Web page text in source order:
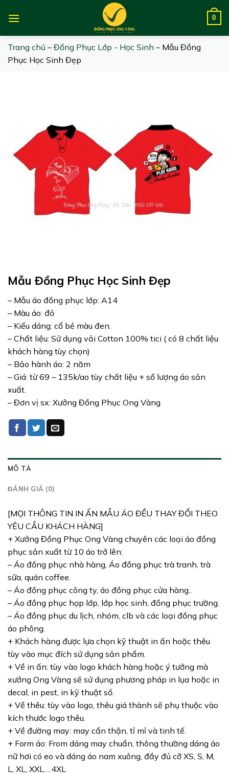
0
Trang chủ – Đồng Phục Lớp - Học Sinh – Mẫu Đồng
Phục Học Sinh Đẹp
Mẫu Đồng Phục Học Sinh Đẹp
– Mẫu áo đồng phục lớp: A14
– Màu áo: đỏ
– Kiểu dáng: cổ bẻ màu đen.
– Chất liệu: Sử dụng vải Cotton 100% tici ( có 8 chất liệu
khách hàng tùy chọn)
– Bảo hành áo: 2 năm
– Giá: từ 69 – 135k/ao tùy chất liệu + số lượng áo sản
xuất.
– Đơn vị sx: Xưởng Đồng Phục Ong Vàng
MÔ TẢ
ĐÁNH GIÁ (0)
[MỌI THÔNG TIN IN ẤN MẪU ÁO ĐỀU THAY ĐỔI THEO
YÊU CẦU KHÁCH HÀNG]
+ Xưởng Đồng Phục Ong Vàng chuyên các loại áo đồng
phục sản xuất từ 10 áo trở lên:
– Áo đồng phục nhà hàng, Áo đồng phục trà tranh, trà
sữa, quán coffee.
– Áo đồng phục công ty, áo đồng phục cửa hàng..
– Áo đồng phục họp lớp, lớp học sinh, đồng phục trường.
– Áo đồng phục du lịch, nhóm, clb và các loại đồng phục
áo phông.
+ Khách hàng được lựa chọn kỹ thuật in ấn hoặc thêu
tùy vào mục đích sử dụng sản phẩm.
+ Về in ấn: tùy vào logo khách hàng hoặc ý tưởng mà
xưởng Ong Vàng sẽ sử dụng phương pháp in lụa hoặc in
decal, in pest, in kỹ thuật số.
+ Về thêu: tùy vào logo, thêu giá thành sẽ phụ thuộc vào
kích thước logo thêu.
+ Về đường may: may cẩn thận, tỉ mỉ và tinh tế.
+ Form áo: From dáng may chuẩn, thông thường dáng áo
nữ hơi có eo và dáng áo nam xuông, đầy đủ cỡ XS, S, M,
L, XL, XXL….4XL